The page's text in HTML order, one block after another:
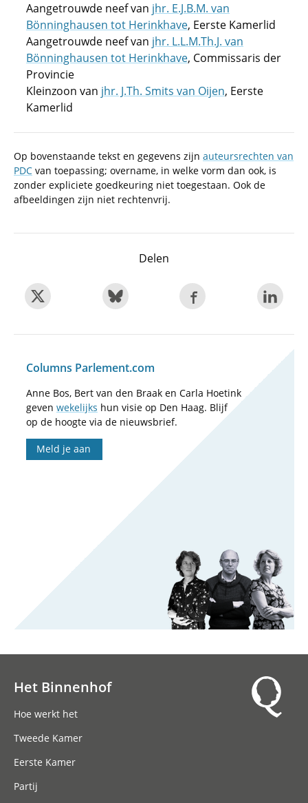
Aangetrouwde neef van jhr. E.J.B.M. van
Bönninghausen tot Herinkhave, Eerste Kamerlid
Aangetrouwde neef van jhr. L.L.M.Th.J. van
Bönninghausen tot Herinkhave, Commissaris der
Provincie
Kleinzoon van jhr. J.Th. Smits van Oijen, Eerste
Kamerlid
Op bovenstaande tekst en gegevens zijn auteursrechten van
PDC van toepassing; overname, in welke vorm dan ook, is
zonder expliciete goedkeuring niet toegestaan. Ook de
afbeeldingen zijn niet rechtenvrij.
Delen
Columns Parlement.com
Anne Bos, Bert van den Braak en Carla Hoetink
geven wekelijks hun visie op Den Haag. Blijf
op de hoogte via de nieuwsbrief.
Meld je aan
Het Binnenhof
Hoe werkt het
Tweede Kamer
Eerste Kamer
Partij